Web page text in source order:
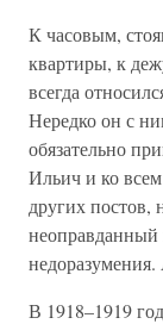
К часовым,
квартиры, к
всегда
Нередко он с
обязательно
Ильич и ко
других постов,
неоправданный
В 1918–1919